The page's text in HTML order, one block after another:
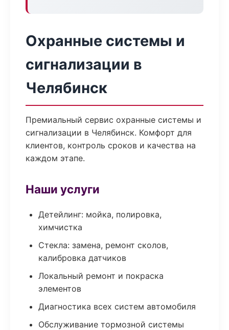
Охранные системы и
сигнализации в
Челябинск
Премиальный сервис охранные системы и
сигнализации в Челябинск. Комфорт для
клиентов, контроль сроков и качества на
каждом этапе.
Наши услуги
Детейлинг: мойка, полировка,
химчистка
Стекла: замена, ремонт сколов,
калибровка датчиков
Локальный ремонт и покраска
элементов
Диагностика всех систем автомобиля
Обслуживание тормозной системы